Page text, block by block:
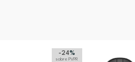
-24%
sobre PVPR